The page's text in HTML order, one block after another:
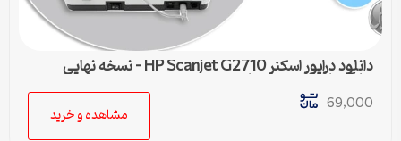
دانلود درایور اسکنر HP Scanjet G2710 – نسخه نهایی
سازگار با تمام ویندوزها
69,000
مشاهده و خرید